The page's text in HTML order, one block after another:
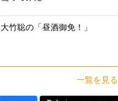
大竹聡の「昼酒御免！」
一覧を見る